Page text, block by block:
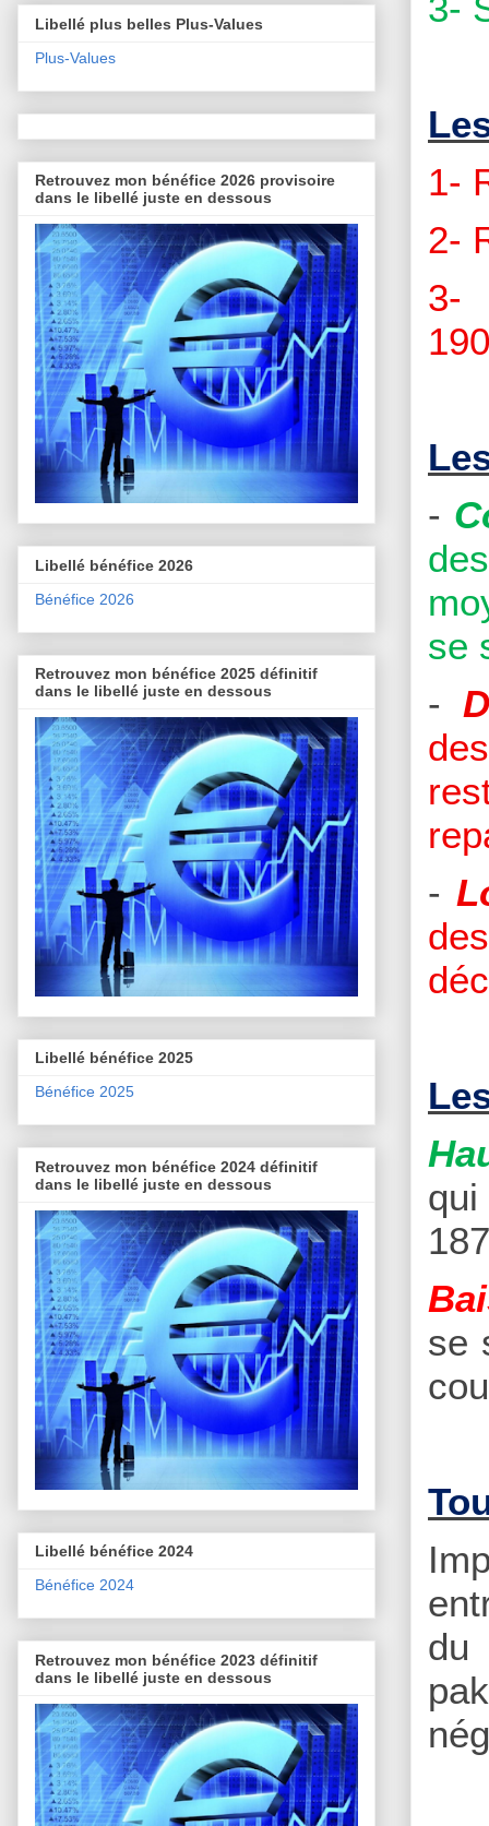
1-
2-
3-
-
se
-
-
se
du
Libellé plus belles Plus-Values
Plus-Values
Retrouvez mon bénéfice 2026 provisoire
dans le libellé juste en dessous
Libellé bénéfice 2026
Bénéfice 2026
Retrouvez mon bénéfice 2025 définitif
dans le libellé juste en dessous
Libellé bénéfice 2025
Bénéfice 2025
Retrouvez mon bénéfice 2024 définitif
dans le libellé juste en dessous
Libellé bénéfice 2024
Bénéfice 2024
Retrouvez mon bénéfice 2023 définitif
dans le libellé juste en dessous